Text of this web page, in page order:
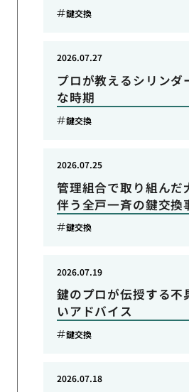
鍵交換
プロが教えるシリンダ
な時期
2026.07.27
鍵交換
管理組合で取り組んだ
伴う全戸一斉の鍵交換
2026.07.25
鍵交換
鍵のプロが伝授する不
いアドバイス
2026.07.19
鍵交換
2026.07.18